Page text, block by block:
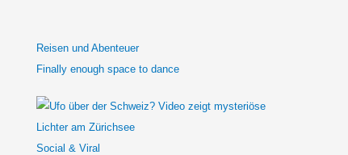
Reisen und Abenteuer
Finally enough space to dance
Social & Viral